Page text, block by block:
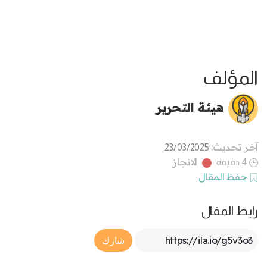
المؤلف
هيئة التحرير
آخر تحديث: 23/03/2025
4 دقيقة
الانجاز
حفظ المقال
رابط المقال
Article Link
شارك